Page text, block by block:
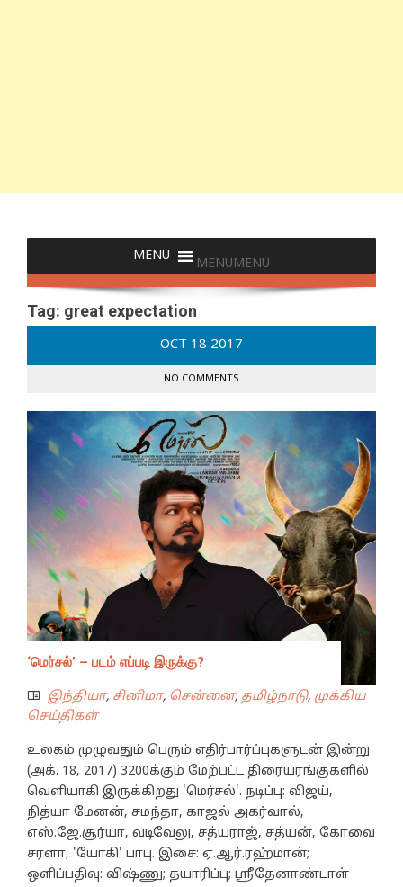
MENUMENU
Tag: great expectation
OCT 18 2017
NO COMMENTS
‘மெர்சல்’ – படம் எப்படி இருக்கு?
இந்தியா, சினிமா, சென்னை, தமிழ்நாடு, முக்கிய
செய்திகள்
உலகம் முழுவதும் பெரும் எதிர்பார்ப்புகளுடன் இன்று
(அக். 18, 2017) 3200க்கும் மேற்பட்ட திரையரங்குகளில்
வெளியாகி இருக்கிறது 'மெர்சல்'. நடிப்பு: விஜய்,
நித்யா மேனன், சமந்தா, காஜல் அகர்வால்,
எஸ்.ஜே.சூர்யா, வடிவேலு, சத்யராஜ், சத்யன், கோவை
சரளா, 'யோகி' பாபு. இசை: ஏ.ஆர்.ரஹ்மான்;
ஒளிப்பதிவு: விஷ்ணு; தயாரிப்பு; ஸ்ரீதேனாண்டாள்